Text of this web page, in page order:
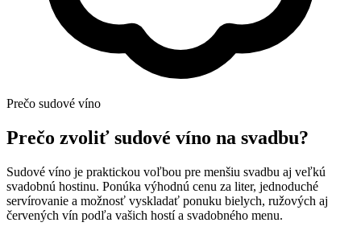
Prečo sudové víno
Prečo zvoliť sudové víno na svadbu?
Sudové víno je praktickou voľbou pre menšiu svadbu aj veľkú
svadobnú hostinu. Ponúka výhodnú cenu za liter, jednoduché
servírovanie a možnosť vyskladať ponuku bielych, ružových aj
červených vín podľa vašich hostí a svadobného menu.